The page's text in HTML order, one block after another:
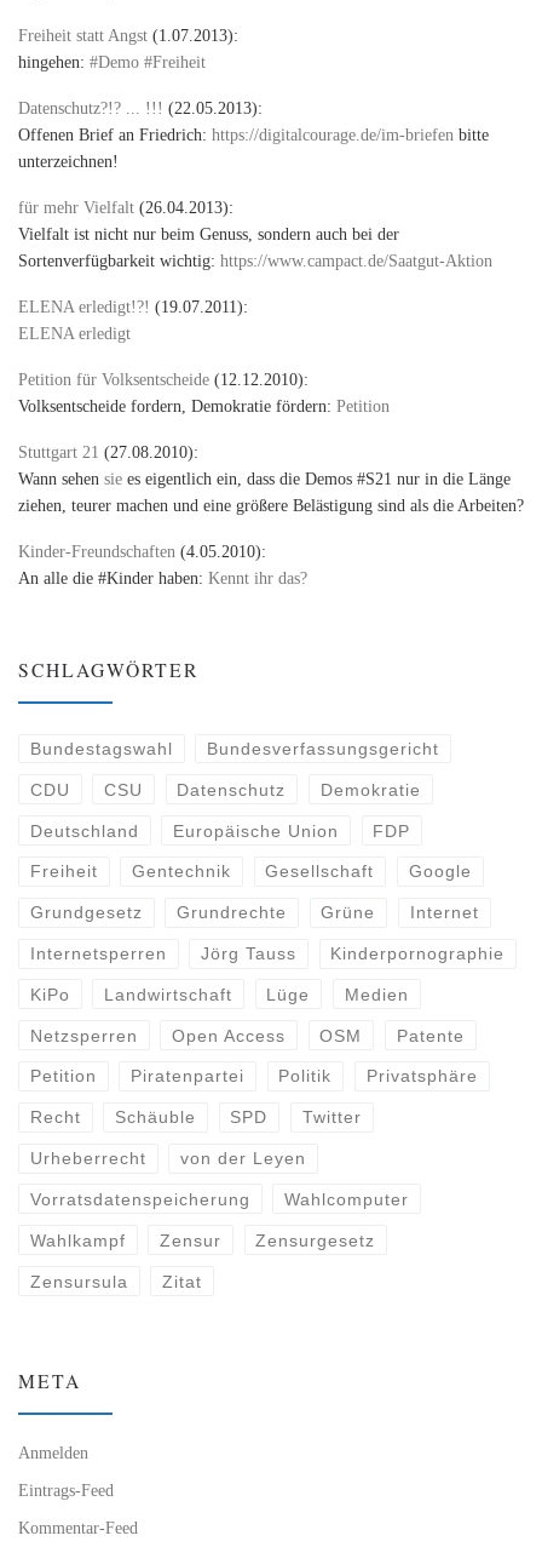
Freiheit statt Angst (1.07.2013):
hingehen: #Demo #Freiheit
Datenschutz?!? ... !!! (22.05.2013):
Offenen Brief an Friedrich: https://digitalcourage.de/im-briefen bitte
unterzeichnen!
für mehr Vielfalt (26.04.2013):
Vielfalt ist nicht nur beim Genuss, sondern auch bei der
Sortenverfügbarkeit wichtig: https://www.campact.de/Saatgut-Aktion
ELENA erledigt!?! (19.07.2011):
ELENA erledigt
Petition für Volksentscheide (12.12.2010):
Volksentscheide fordern, Demokratie fördern: Petition
Stuttgart 21 (27.08.2010):
Wann sehen sie es eigentlich ein, dass die Demos #S21 nur in die Länge
ziehen, teurer machen und eine größere Belästigung sind als die Arbeiten?
Kinder-Freundschaften (4.05.2010):
An alle die #Kinder haben: Kennt ihr das?
SCHLAGWÖRTER
Bundestagswahl Bundesverfassungsgericht
CDU CSU Datenschutz Demokratie
Deutschland Europäische Union FDP
Freiheit Gentechnik Gesellschaft Google
Grundgesetz Grundrechte Grüne Internet
Internetsperren Jörg Tauss Kinderpornographie
KiPo Landwirtschaft Lüge Medien
Netzsperren Open Access OSM Patente
Petition Piratenpartei Politik Privatsphäre
Recht Schäuble SPD Twitter
Urheberrecht von der Leyen
Vorratsdatenspeicherung Wahlcomputer
Wahlkampf Zensur Zensurgesetz
Zensursula Zitat
META
Anmelden
Eintrags-Feed
Kommentar-Feed